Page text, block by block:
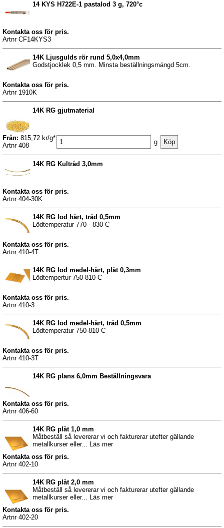
14 KYS H722E-1 pastalod 3 g, 720°c
Kontakta oss för pris.
Artnr CF14KYS3
14K Ljusgulds rör rund 5,0x4,0mm
Godstjocklek 0,5 mm. Minsta beställningsmängd 5cm.
Kontakta oss för pris.
Artnr 1910K
14K RG gjutmaterial
Från: 815,72 kr/g*
Artnr 408
g
14K RG Kultråd 3,0mm
Kontakta oss för pris.
Artnr 404-30K
14K RG lod hårt, tråd 0,5mm
Lödtemperatur 770 - 830 C
Kontakta oss för pris.
Artnr 410-4T
14K RG lod medel-hårt, plåt 0,3mm
Lödtempertur 750-810 C
Kontakta oss för pris.
Artnr 410-3
14K RG lod medel-hårt, tråd 0,5mm
Lödtemperatur 750-810 C
Kontakta oss för pris.
Artnr 410-3T
14K RG plans 6,0mm Beställningsvara
Kontakta oss för pris.
Artnr 406-60
14K RG plåt 1,0 mm
Måtbeställ så levererar vi och fakturerar utefter gällande
metallkurser eller... Läs mer
Kontakta oss för pris.
Artnr 402-10
14K RG plåt 2,0 mm
Måtbeställ så levererar vi och fakturerar utefter gällande
metallkurser eller... Läs mer
Kontakta oss för pris.
Artnr 402-20